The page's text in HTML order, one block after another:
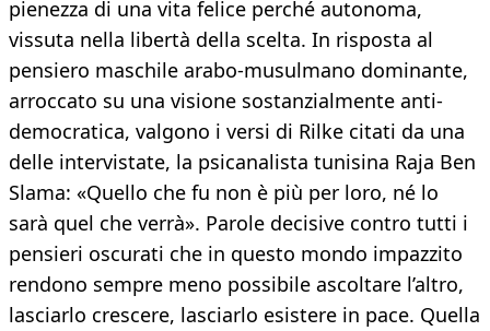
pienezza di una vita felice perché autonoma,
vissuta nella libertà della scelta. In risposta al
pensiero maschile arabo-musulmano dominante,
arroccato su una visione sostanzialmente anti-
democratica, valgono i versi di Rilke citati da una
delle intervistate, la psicanalista tunisina Raja Ben
Slama: «Quello che fu non è più per loro, né lo
sarà quel che verrà». Parole decisive contro tutti i
pensieri oscurati che in questo mondo impazzito
rendono sempre meno possibile ascoltare l’altro,
lasciarlo crescere, lasciarlo esistere in pace. Quella